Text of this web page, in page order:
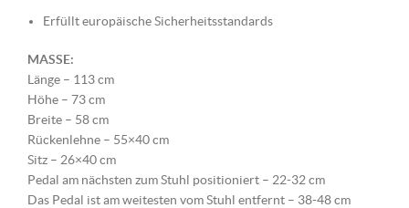
Erfüllt europäische Sicherheitsstandards
MASSE:
Länge – 113 cm
Höhe – 73 cm
Breite – 58 cm
Rückenlehne – 55×40 cm
Sitz – 26×40 cm
Pedal am nächsten zum Stuhl positioniert – 22-32 cm
Das Pedal ist am weitesten vom Stuhl entfernt – 38-48 cm